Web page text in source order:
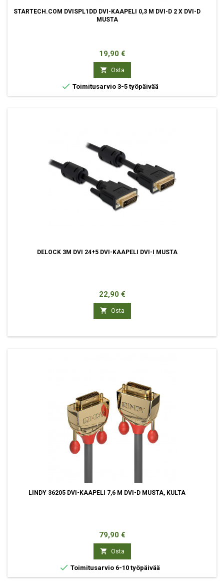
STARTECH.COM DVISPL1DD DVI-KAAPELI 0,3 M DVI-D 2 X DVI-D
MUSTA
Hinta
19,90 €
 Osta
 Toimitusarvio 3-5 työpäivää
DELOCK 3M DVI 24+5 DVI-KAAPELI DVI-I MUSTA
Hinta
22,90 €
 Osta
LINDY 36205 DVI-KAAPELI 7,6 M DVI-D MUSTA, KULTA
Hinta
79,90 €
 Osta
 Toimitusarvio 6-10 työpäivää